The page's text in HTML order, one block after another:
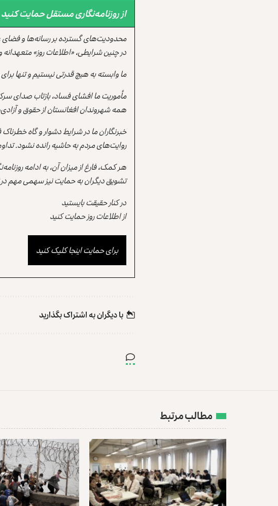
از روزنامه‌نگاری مستقل حمایت کنید
محدودیت‌های گسترده بر رسانه‌ها و
در چنین شرایطی، «اطلاعات روز»
ما وابسته به هیچ قدرتی نیستیم و تنها
مأموریت ما افشای فساد، بازتاب صدای
همه شهروندان افغانستان از حقوق و
خبرنگاران ما در شرایط دشوار و گاه
روایت‌های مردم به حاشیه رانده نشود.
هر کمک، فارغ از میزان آن، به ادامه
تشویق دیگران به حمایت نیز سهمی مهم
در کنار حقیقت بایستید
از اطلاعات روز حمایت کنید
برای حمایت اینجا کلیک کنید
با دیگران به‌‌ اشتراک بگذارید
مطالب مرتبط